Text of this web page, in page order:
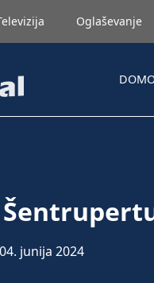
Oglaševanje
04. junija 2024